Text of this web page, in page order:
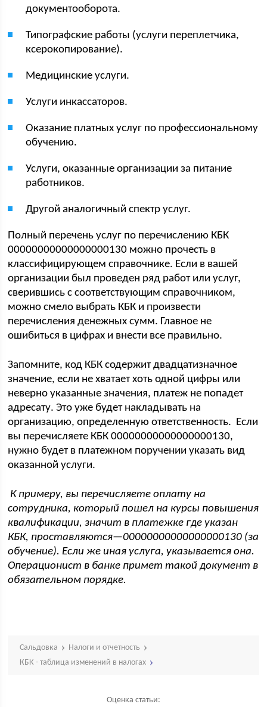
документооборота.
Типографские работы (услуги переплетчика,
ксерокопирование).
Медицинские услуги.
Услуги инкассаторов.
Оказание платных услуг по профессиональному
обучению.
Услуги, оказанные организации за питание
работников.
Другой аналогичный спектр услуг.
Полный перечень услуг по перечислению КБК
00000000000000000130 можно прочесть в
классифицирующем справочнике. Если в вашей
организации был проведен ряд работ или услуг,
сверившись с соответствующим справочником,
можно смело выбрать КБК и произвести
перечисления денежных сумм. Главное не
ошибиться в цифрах и внести все правильно.
Запомните, код КБК содержит двадцатизначное
значение, если не хватает хоть одной цифры или
неверно указанные значения, платеж не попадет
адресату. Это уже будет накладывать на
организацию, определенную ответственность. Если
вы перечисляете КБК 00000000000000000130,
нужно будет в платежном поручении указать вид
оказанной услуги.
К примеру, вы перечисляете оплату на
сотрудника, который пошел на курсы повышения
квалификации, значит в платежке где указан
КБК, проставляются—00000000000000000130 (за
обучение). Если же иная услуга, указывается она.
Операционист в банке примет такой документ в
обязательном порядке.
Сальдовка
Налоги и отчетность
КБК - таблица изменений в налогах
Оценка статьи: